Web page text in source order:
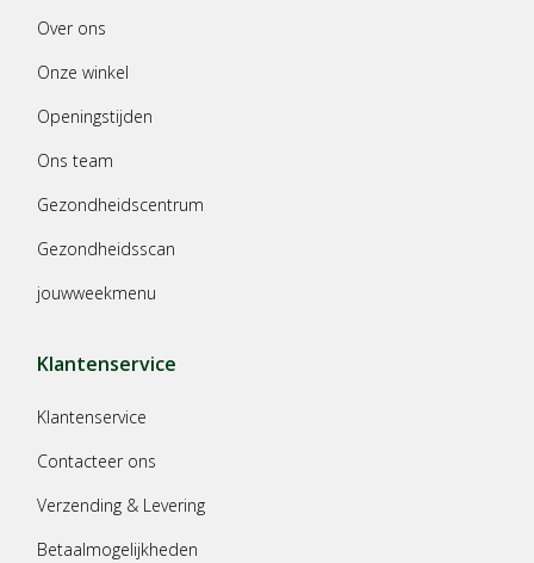
Over ons
Onze winkel
Openingstijden
Ons team
Gezondheidscentrum
Gezondheidsscan
jouwweekmenu
Klantenservice
Klantenservice
Contacteer ons
Verzending & Levering
Betaalmogelijkheden